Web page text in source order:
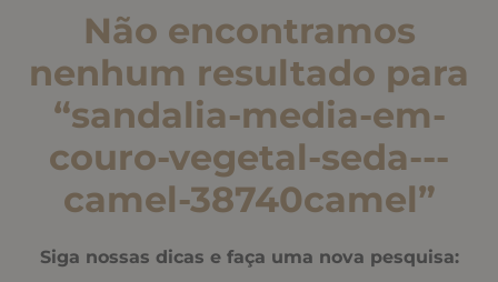
Não encontramos
nenhum resultado para
“sandalia-media-em-
couro-vegetal-seda---
camel-38740camel”
Siga nossas dicas e faça uma nova pesquisa: